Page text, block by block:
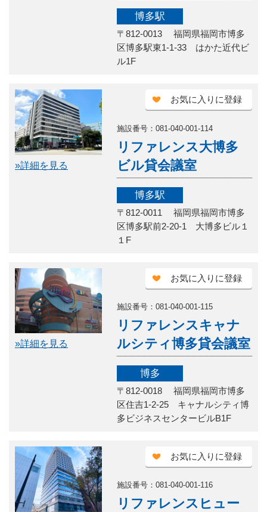
博多駅
〒812-0013 福岡県福岡市博多
区博多駅東1-1-33 はかた近代ビ
ル1F
»詳細を見る
施設番号：081-040-001-114
お気に入りに登録
リファレンス大博多
ビル貸会議室
博多駅
〒812-0011 福岡県福岡市博多
区博多駅前2-20-1 大博多ビル１
１F
»詳細を見る
施設番号：081-040-001-115
お気に入りに登録
リファレンスキャナ
ルシティ博多貸会議室
博多
〒812-0018 福岡県福岡市博多
区住吉1-2-25 キャナルシティ博
多ビジネスセンタービルB1F
施設番号：081-040-001-116
お気に入りに登録
リファレンスヒュー